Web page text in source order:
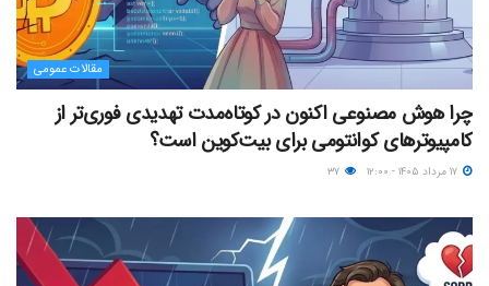
مقالات عمومی
چرا هوش مصنوعی اکنون در کوتاه‌مدت تهدیدی فوری‌تر از
کامپیوترهای کوانتومی برای بیت‌کوین است؟